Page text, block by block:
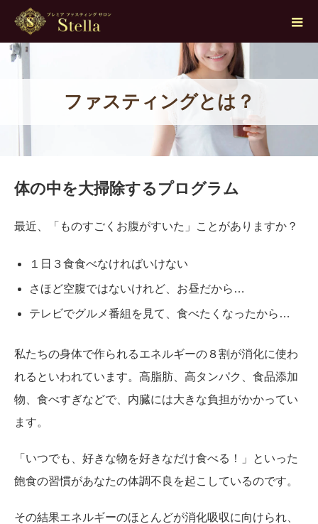
ファスティングとは？
体の中を大掃除するプログラム
最近、「ものすごくお腹がすいた」ことがありますか？
１日３食食べなければいけない
さほど空腹ではないけれど、お昼だから…
テレビでグルメ番組を見て、食べたくなったから…
私たちの身体で作られるエネルギーの８割が消化に使わ
れるといわれています。高脂肪、高タンパク、食品添加
物、食べすぎなどで、内臓には大きな負担がかかってい
ます。
「いつでも、好きな物を好きなだけ食べる！」といった
飽食の習慣があなたの体調不良を起こしているのです。
その結果エネルギーのほとんどが消化吸収に向けられ、